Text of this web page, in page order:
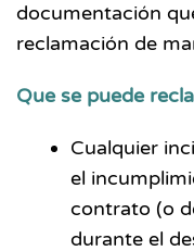
documentación
reclamación de
Que se puede
Cualquier
el
contrato (o
durante el